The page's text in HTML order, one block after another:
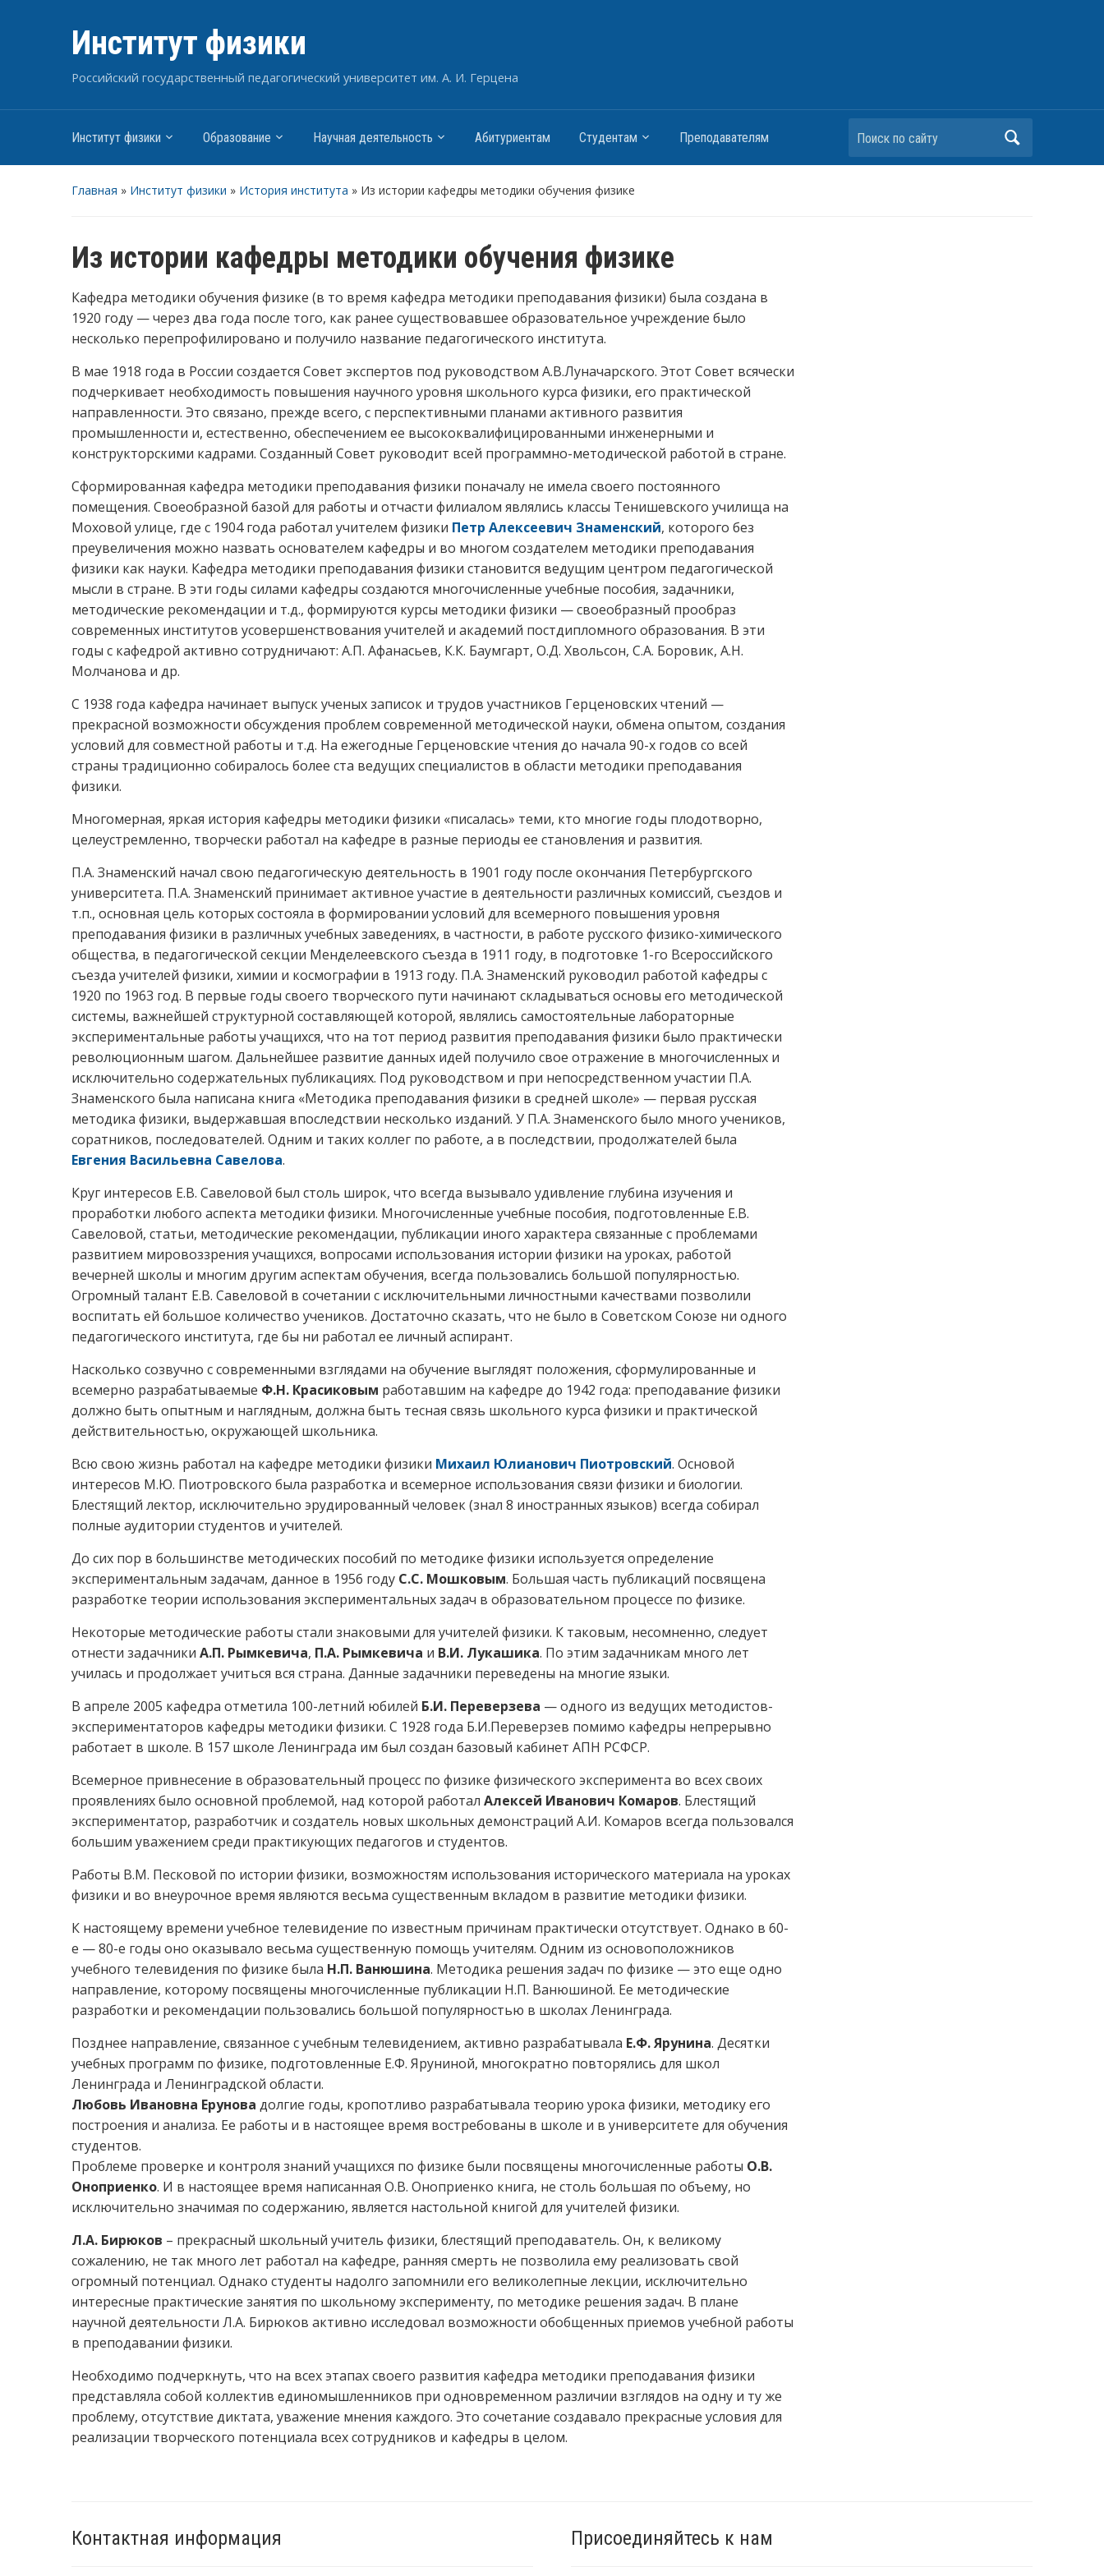
Институт физики
Российский государственный педагогический университет им. А. И. Герцена
Институт физики Образование Научная деятельность Абитуриентам Студентам Преподавателям Поиск по сайту
Главная » Институт физики » История института » Из истории кафедры методики обучения физике
Из истории кафедры методики обучения физике
Кафедра методики обучения физике (в то время кафедра методики преподавания физики) была создана в
1920 году — через два года после того, как ранее существовавшее образовательное учреждение было
несколько перепрофилировано и получило название педагогического института.
В мае 1918 года в России создается Совет экспертов под руководством А.В.Луначарского. Этот Совет всячески
подчеркивает необходимость повышения научного уровня школьного курса физики, его практической
направленности. Это связано, прежде всего, с перспективными планами активного развития
промышленности и, естественно, обеспечением ее высококвалифицированными инженерными и
конструкторскими кадрами. Созданный Совет руководит всей программно-методической работой в стране.
Сформированная кафедра методики преподавания физики поначалу не имела своего постоянного
помещения. Своеобразной базой для работы и отчасти филиалом являлись классы Тенишевского училища на
Моховой улице, где с 1904 года работал учителем физики Петр Алексеевич Знаменский, которого без
преувеличения можно назвать основателем кафедры и во многом создателем методики преподавания
физики как науки. Кафедра методики преподавания физики становится ведущим центром педагогической
мысли в стране. В эти годы силами кафедры создаются многочисленные учебные пособия, задачники,
методические рекомендации и т.д., формируются курсы методики физики — своеобразный прообраз
современных институтов усовершенствования учителей и академий постдипломного образования. В эти
годы с кафедрой активно сотрудничают: А.П. Афанасьев, К.К. Баумгарт, О.Д. Хвольсон, С.А. Боровик, А.Н.
Молчанова и др.
С 1938 года кафедра начинает выпуск ученых записок и трудов участников Герценовских чтений —
прекрасной возможности обсуждения проблем современной методической науки, обмена опытом, создания
условий для совместной работы и т.д. На ежегодные Герценовские чтения до начала 90-х годов со всей
страны традиционно собиралось более ста ведущих специалистов в области методики преподавания
физики.
Многомерная, яркая история кафедры методики физики «писалась» теми, кто многие годы плодотворно,
целеустремленно, творчески работал на кафедре в разные периоды ее становления и развития.
П.А. Знаменский начал свою педагогическую деятельность в 1901 году после окончания Петербургского
университета. П.А. Знаменский принимает активное участие в деятельности различных комиссий, съездов и
т.п., основная цель которых состояла в формировании условий для всемерного повышения уровня
преподавания физики в различных учебных заведениях, в частности, в работе русского физико-химического
общества, в педагогической секции Менделеевского съезда в 1911 году, в подготовке 1-го Всероссийского
съезда учителей физики, химии и космографии в 1913 году. П.А. Знаменский руководил работой кафедры с
1920 по 1963 год. В первые годы своего творческого пути начинают складываться основы его методической
системы, важнейшей структурной составляющей которой, являлись самостоятельные лабораторные
экспериментальные работы учащихся, что на тот период развития преподавания физики было практически
революционным шагом. Дальнейшее развитие данных идей получило свое отражение в многочисленных и
исключительно содержательных публикациях. Под руководством и при непосредственном участии П.А.
Знаменского была написана книга «Методика преподавания физики в средней школе» — первая русская
методика физики, выдержавшая впоследствии несколько изданий. У П.А. Знаменского было много учеников,
соратников, последователей. Одним и таких коллег по работе, а в последствии, продолжателей была
Евгения Васильевна Савелова.
Круг интересов Е.В. Савеловой был столь широк, что всегда вызывало удивление глубина изучения и
проработки любого аспекта методики физики. Многочисленные учебные пособия, подготовленные Е.В.
Савеловой, статьи, методические рекомендации, публикации иного характера связанные с проблемами
развитием мировоззрения учащихся, вопросами использования истории физики на уроках, работой
вечерней школы и многим другим аспектам обучения, всегда пользовались большой популярностью.
Огромный талант Е.В. Савеловой в сочетании с исключительными личностными качествами позволили
воспитать ей большое количество учеников. Достаточно сказать, что не было в Советском Союзе ни одного
педагогического института, где бы ни работал ее личный аспирант.
Насколько созвучно с современными взглядами на обучение выглядят положения, сформулированные и
всемерно разрабатываемые Ф.Н. Красиковым работавшим на кафедре до 1942 года: преподавание физики
должно быть опытным и наглядным, должна быть тесная связь школьного курса физики и практической
действительностью, окружающей школьника.
Всю свою жизнь работал на кафедре методики физики Михаил Юлианович Пиотровский. Основой
интересов М.Ю. Пиотровского была разработка и всемерное использования связи физики и биологии.
Блестящий лектор, исключительно эрудированный человек (знал 8 иностранных языков) всегда собирал
полные аудитории студентов и учителей.
До сих пор в большинстве методических пособий по методике физики используется определение
экспериментальным задачам, данное в 1956 году С.С. Мошковым. Большая часть публикаций посвящена
разработке теории использования экспериментальных задач в образовательном процессе по физике.
Некоторые методические работы стали знаковыми для учителей физики. К таковым, несомненно, следует
отнести задачники А.П. Рымкевича, П.А. Рымкевича и В.И. Лукашика. По этим задачникам много лет
училась и продолжает учиться вся страна. Данные задачники переведены на многие языки.
В апреле 2005 кафедра отметила 100-летний юбилей Б.И. Переверзева — одного из ведущих методистов-
экспериментаторов кафедры методики физики. С 1928 года Б.И.Переверзев помимо кафедры непрерывно
работает в школе. В 157 школе Ленинграда им был создан базовый кабинет АПН РСФСР.
Всемерное привнесение в образовательный процесс по физике физического эксперимента во всех своих
проявлениях было основной проблемой, над которой работал Алексей Иванович Комаров. Блестящий
экспериментатор, разработчик и создатель новых школьных демонстраций А.И. Комаров всегда пользовался
большим уважением среди практикующих педагогов и студентов.
Работы В.М. Песковой по истории физики, возможностям использования исторического материала на уроках
физики и во внеурочное время являются весьма существенным вкладом в развитие методики физики.
К настоящему времени учебное телевидение по известным причинам практически отсутствует. Однако в 60-
е — 80-е годы оно оказывало весьма существенную помощь учителям. Одним из основоположников
учебного телевидения по физике была Н.П. Ванюшина. Методика решения задач по физике — это еще одно
направление, которому посвящены многочисленные публикации Н.П. Ванюшиной. Ее методические
разработки и рекомендации пользовались большой популярностью в школах Ленинграда.
Позднее направление, связанное с учебным телевидением, активно разрабатывала Е.Ф. Ярунина. Десятки
учебных программ по физике, подготовленные Е.Ф. Яруниной, многократно повторялись для школ
Ленинграда и Ленинградской области.
Любовь Ивановна Ерунова долгие годы, кропотливо разрабатывала теорию урока физики, методику его
построения и анализа. Ее работы и в настоящее время востребованы в школе и в университете для обучения
студентов.
Проблеме проверке и контроля знаний учащихся по физике были посвящены многочисленные работы О.В.
Оноприенко. И в настоящее время написанная О.В. Оноприенко книга, не столь большая по объему, но
исключительно значимая по содержанию, является настольной книгой для учителей физики.
Л.А. Бирюков – прекрасный школьный учитель физики, блестящий преподаватель. Он, к великому
сожалению, не так много лет работал на кафедре, ранняя смерть не позволила ему реализовать свой
огромный потенциал. Однако студенты надолго запомнили его великолепные лекции, исключительно
интересные практические занятия по школьному эксперименту, по методике решения задач. В плане
научной деятельности Л.А. Бирюков активно исследовал возможности обобщенных приемов учебной работы
в преподавании физики.
Необходимо подчеркнуть, что на всех этапах своего развития кафедра методики преподавания физики
представляла собой коллектив единомышленников при одновременном различии взглядов на одну и ту же
проблему, отсутствие диктата, уважение мнения каждого. Это сочетание создавало прекрасные условия для
реализации творческого потенциала всех сотрудников и кафедры в целом.
Контактная информация Присоединяйтесь к нам